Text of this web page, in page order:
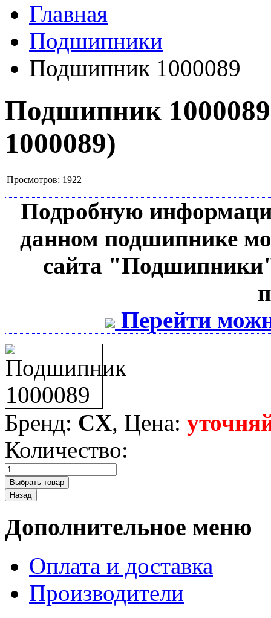
Главная
Подшипники
Подшипник 1000089
Подшипник
1000089)
Просмотров: 1922
Подробную
данном подшипнике
сайта
Перейти
Бренд: CX, Цена:
Количество:
Дополнительное меню
Оплата и доставка
Производители